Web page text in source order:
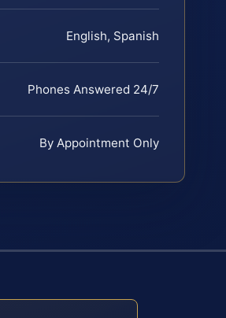
English, Spanish
Phones Answered 24/7
By Appointment Only